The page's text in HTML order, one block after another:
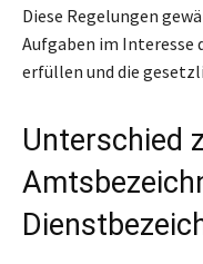
Diese Regelungen
Aufgaben im Interesse
erfüllen und die
Unterschied